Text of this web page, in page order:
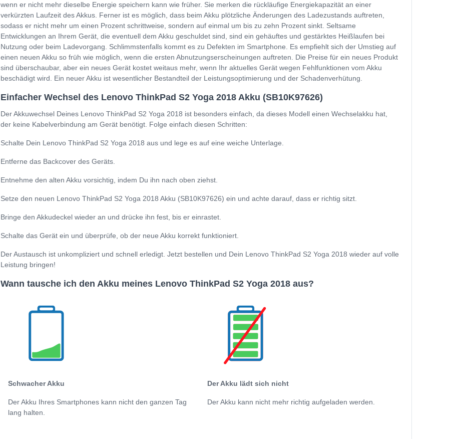
wenn er nicht mehr dieselbe Energie speichern kann wie früher. Sie merken die rückläufige Energiekapazität an einer
verkürzten Laufzeit des Akkus. Ferner ist es möglich, dass beim Akku plötzliche Änderungen des Ladezustands auftreten,
sodass er nicht mehr um einen Prozent schrittweise, sondern auf einmal um bis zu zehn Prozent sinkt. Seltsame
Entwicklungen an Ihrem Gerät, die eventuell dem Akku geschuldet sind, sind ein gehäuftes und gestärktes Heißlaufen bei
Nutzung oder beim Ladevorgang. Schlimmstenfalls kommt es zu Defekten im Smartphone. Es empfiehlt sich der Umstieg auf
einen neuen Akku so früh wie möglich, wenn die ersten Abnutzungserscheinungen auftreten. Die Preise für ein neues Produkt
sind überschaubar, aber ein neues Gerät kostet weitaus mehr, wenn Ihr aktuelles Gerät wegen Fehlfunktionen vom Akku
beschädigt wird. Ein neuer Akku ist wesentlicher Bestandteil der Leistungsoptimierung und der Schadenverhütung.
Einfacher Wechsel des Lenovo ThinkPad S2 Yoga 2018 Akku (SB10K97626)
Der Akkuwechsel Deines Lenovo ThinkPad S2 Yoga 2018 ist besonders einfach, da dieses Modell einen Wechselakku hat,
der keine Kabelverbindung am Gerät benötigt. Folge einfach diesen Schritten:
Schalte Dein Lenovo ThinkPad S2 Yoga 2018 aus und lege es auf eine weiche Unterlage.
Entferne das Backcover des Geräts.
Entnehme den alten Akku vorsichtig, indem Du ihn nach oben ziehst.
Setze den neuen Lenovo ThinkPad S2 Yoga 2018 Akku (SB10K97626) ein und achte darauf, dass er richtig sitzt.
Bringe den Akkudeckel wieder an und drücke ihn fest, bis er einrastet.
Schalte das Gerät ein und überprüfe, ob der neue Akku korrekt funktioniert.
Der Austausch ist unkompliziert und schnell erledigt. Jetzt bestellen und Dein Lenovo ThinkPad S2 Yoga 2018 wieder auf volle
Leistung bringen!
Wann tausche ich den Akku meines Lenovo ThinkPad S2 Yoga 2018 aus?
Schwacher Akku
Der Akku Ihres Smartphones kann nicht den ganzen Tag
lang halten.
Der Akku lädt sich nicht
Der Akku kann nicht mehr richtig aufgeladen werden.